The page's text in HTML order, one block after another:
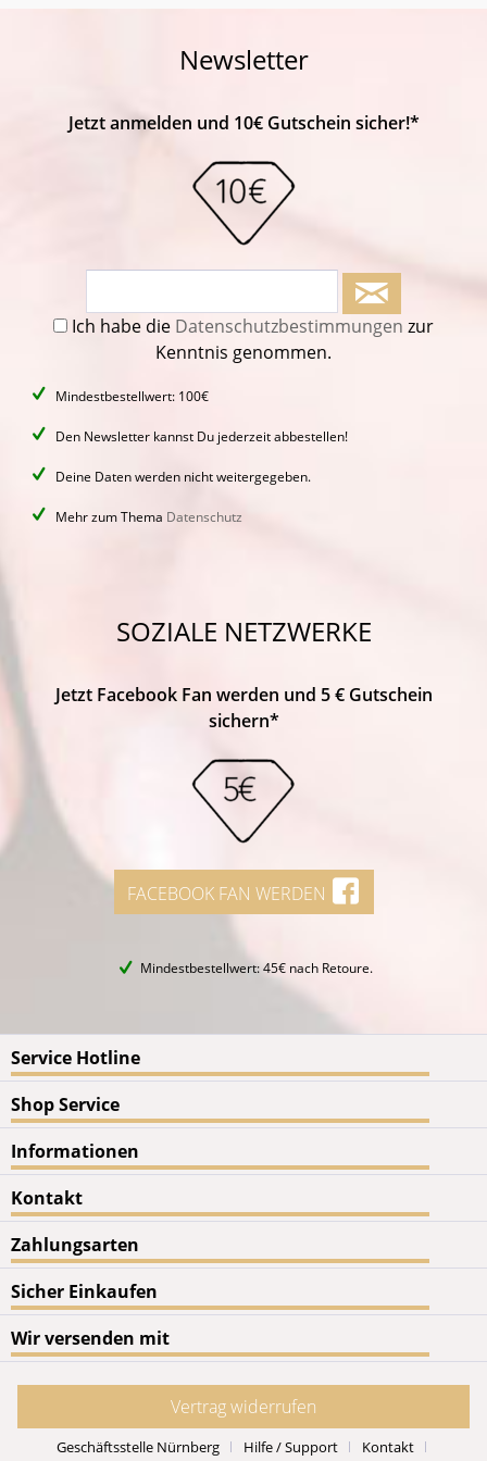
Newsletter
Jetzt anmelden und 10€ Gutschein sicher!*
Ich habe die Datenschutzbestimmungen zur
Kenntnis genommen.
Mindestbestellwert: 100€
Den Newsletter kannst Du jederzeit abbestellen!
Deine Daten werden nicht weitergegeben.
Mehr zum Thema Datenschutz
SOZIALE NETZWERKE
Jetzt Facebook Fan werden und 5 € Gutschein
sichern*
FACEBOOK FAN WERDEN
Mindestbestellwert: 45€ nach Retoure.
Service Hotline
Shop Service
Informationen
Kontakt
Zahlungsarten
Sicher Einkaufen
Wir versenden mit
Vertrag widerrufen
Geschäftsstelle Nürnberg Hilfe / Support Kontakt